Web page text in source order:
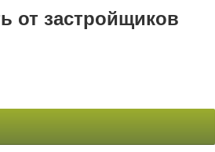
от застройщиков